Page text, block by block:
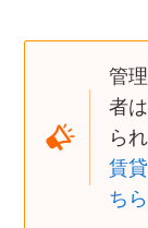
管
者
ら
賃
ち